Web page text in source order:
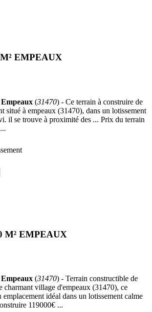
EMPEAUX
(31470) - Ce terrain à construire de
situé à empeaux (31470), dans un lotissement
il se trouve à proximité des ... Prix du terrain
M² EMPEAUX
(31470) - Terrain constructible de
charmant village d'empeaux (31470), ce
idéal dans un lotissement calme
119000€ ...